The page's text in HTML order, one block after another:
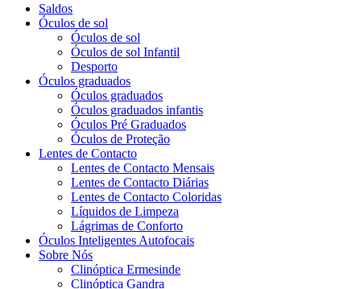
Saldos
Óculos de sol
Óculos de sol
Óculos de sol Infantil
Desporto
Óculos graduados
Óculos graduados
Óculos graduados infantis
Óculos Pré Graduados
Óculos de Proteção
Lentes de Contacto
Lentes de Contacto Mensais
Lentes de Contacto Diárias
Lentes de Contacto Coloridas
Líquidos de Limpeza
Lágrimas de Conforto
Óculos Inteligentes Autofocais
Sobre Nós
Clinóptica Ermesinde
Clinóptica Gandra